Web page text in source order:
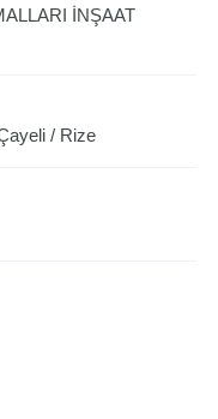
İNŞAAT
/ Rize